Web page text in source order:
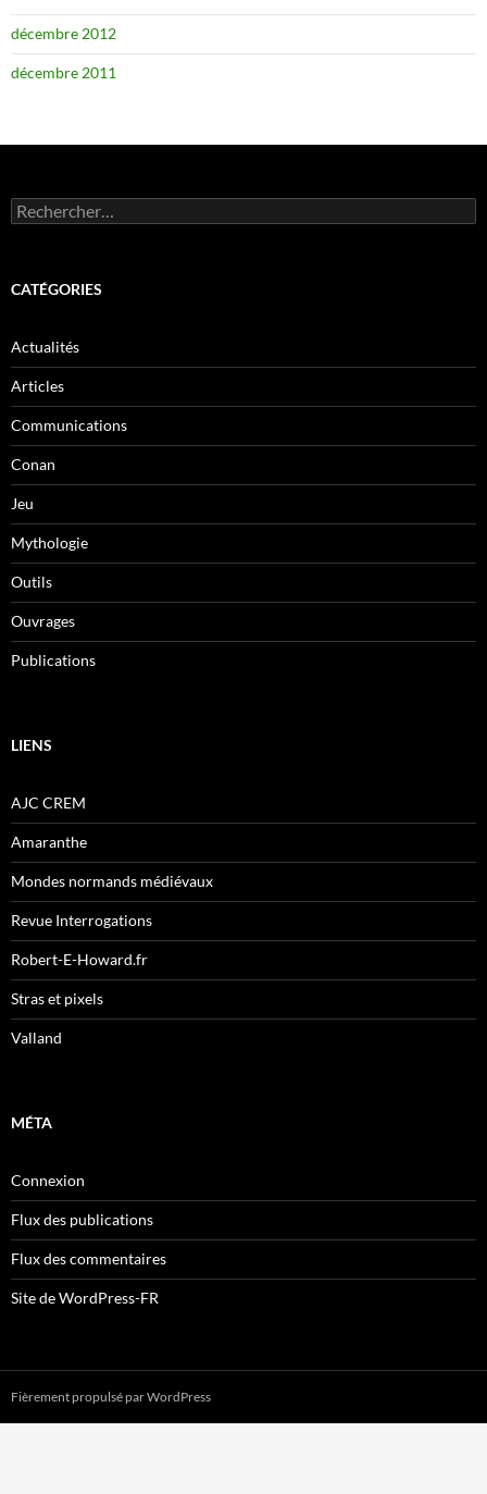
décembre 2012
décembre 2011
Rechercher :
CATÉGORIES
Actualités
Articles
Communications
Conan
Jeu
Mythologie
Outils
Ouvrages
Publications
LIENS
AJC CREM
Amaranthe
Mondes normands médiévaux
Revue Interrogations
Robert-E-Howard.fr
Stras et pixels
Valland
MÉTA
Connexion
Flux des publications
Flux des commentaires
Site de WordPress-FR
Fièrement propulsé par WordPress